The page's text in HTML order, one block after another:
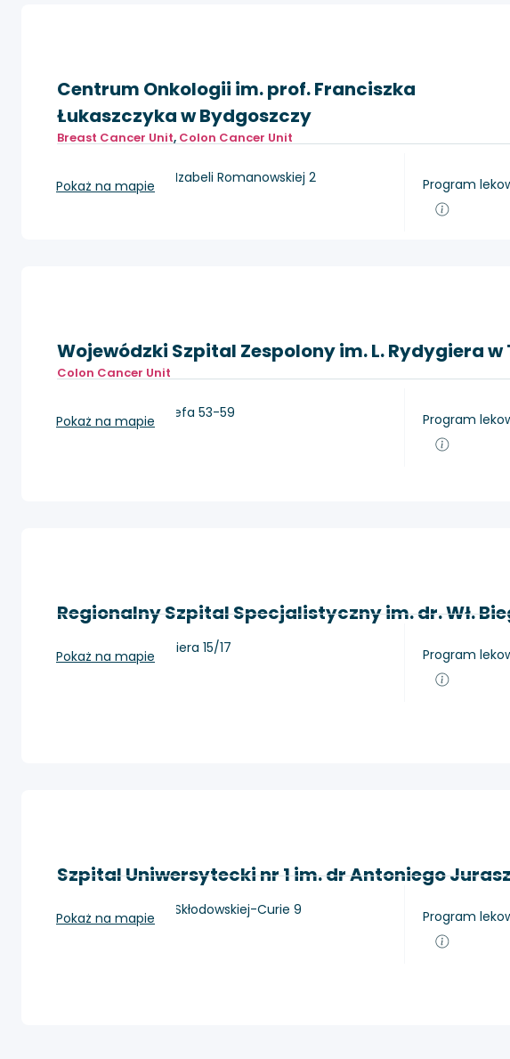
Centrum Onkologii im. prof. Franciszka
Łukaszczyka w Bydgoszczy
Breast Cancer Unit, Colon Cancer Unit
Bydgoszcz, ul. dr Izabeli Romanowskiej 2
Pokaż na mapie Program
Wojewódzki Szpital Zespolony im. L. Rydygiera w
Colon Cancer Unit
Toruń, ul. św. Józefa 53-59
Pokaż na mapie Program
Regionalny Szpital Specjalistyczny im. dr. Wł.
Grudziądz, Rydygiera 15/17
Pokaż na mapie Program
Szpital Uniwersytecki nr 1 im. dr Antoniego
Bydgoszcz, Marii Skłodowskiej-Curie 9
Pokaż na mapie Program